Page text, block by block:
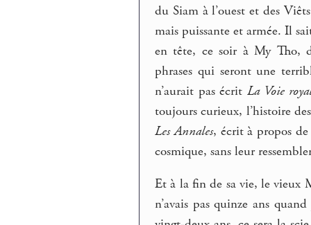
du Siam à l’ouest et des
mais puissante et armée. Il
en tête, ce soir à My Tho,
phrases qui seront une
n’aurait pas écritLa Voie
toujours curieux, l’histoire
Les Annales, écrit à propos
cosmique, sans leur
Et à la fin de sa vie, le vieux
n’avais pas quinze ans